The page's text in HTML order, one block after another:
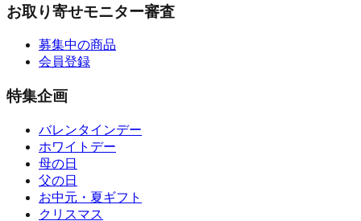
お取り寄せモニター審査
募集中の商品
会員登録
特集企画
バレンタインデー
ホワイトデー
母の日
父の日
お中元・夏ギフト
クリスマス